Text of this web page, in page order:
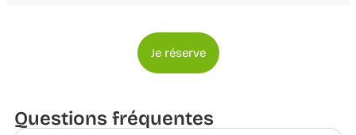
Je réserve
Questions fréquentes